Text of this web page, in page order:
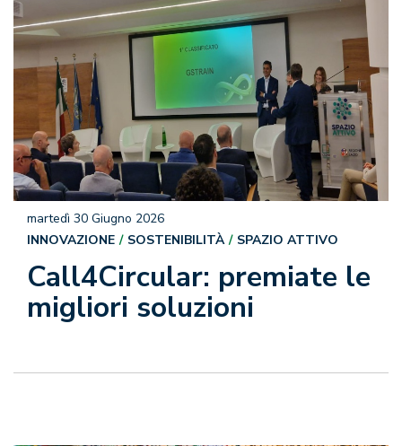
Call4Circular: premiate le
migliori soluzioni
martedì 30 Giugno 2026
INNOVAZIONE
SOSTENIBILITÀ SPAZIO ATTIVO